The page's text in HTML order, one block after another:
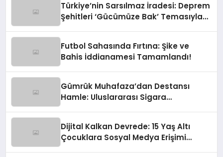
Türkiye’nin Sarsılmaz İradesi: Deprem
Şehitleri ‘Gücümüze Bak’ Temasıyla
Futbol Sahasında Fırtına: Şike ve
Bahis İddianamesi Tamamlandı!
Gümrük Muhafaza’dan Destansı
Hamle: Uluslararası Sigara
Dijital Kalkan Devrede: 15 Yaş Altı
Çocuklara Sosyal Medya Erişimi